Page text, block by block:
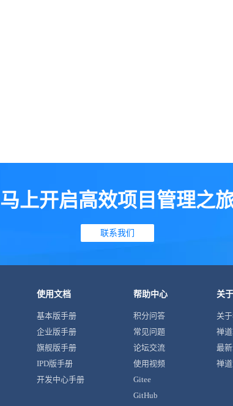
马上开启高效项目管理之
联系我们
使用文档
基本版手册
企业版手册
旗舰版手册
IPD版手册
开发中心手册
帮助中心
积分问答
常见问题
论坛交流
使用视频
Gitee
GitHub
关
关
禅
最
禅